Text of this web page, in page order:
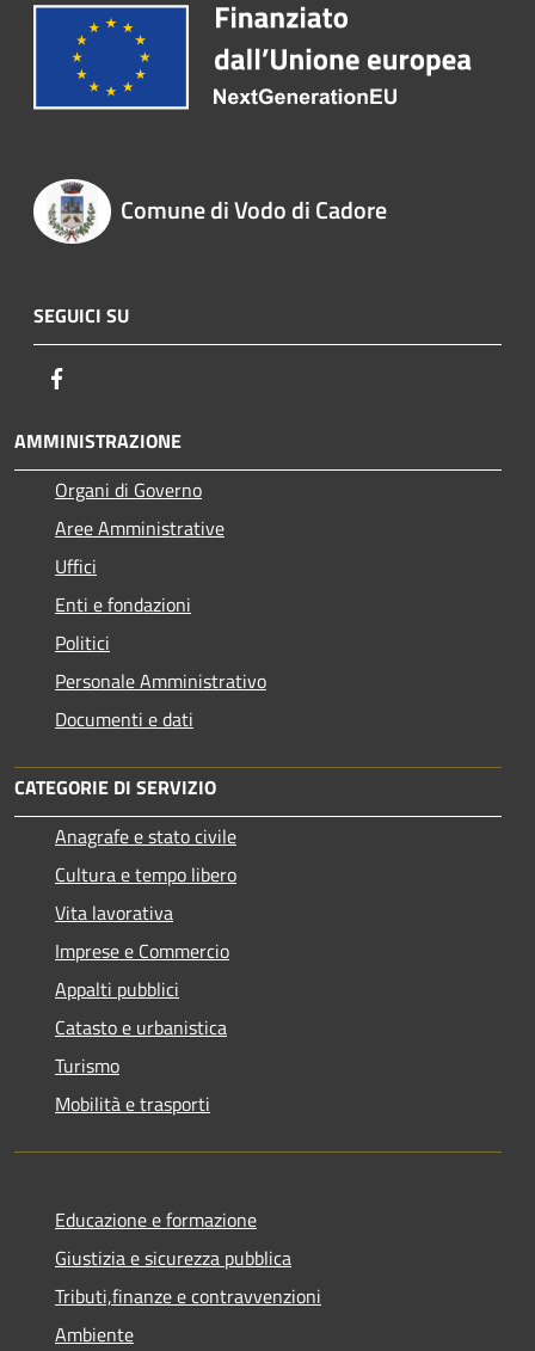
Comune di Vodo di Cadore
SEGUICI SU
AMMINISTRAZIONE
Organi di Governo
Aree Amministrative
Uffici
Enti e fondazioni
Politici
Personale Amministrativo
Documenti e dati
CATEGORIE DI SERVIZIO
Anagrafe e stato civile
Cultura e tempo libero
Vita lavorativa
Imprese e Commercio
Appalti pubblici
Catasto e urbanistica
Turismo
Mobilità e trasporti
Educazione e formazione
Giustizia e sicurezza pubblica
Tributi,finanze e contravvenzioni
Ambiente